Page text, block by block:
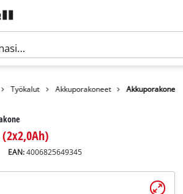
Työkalut Akkuporakoneet Akkuporakone
(2x2,0Ah)
EAN:4006825649345